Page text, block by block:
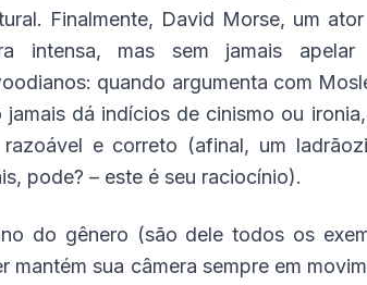
Finalmente, David Morse, um
intensa, mas sem jamais
quando argumenta com
jamais dá indícios de cinismo ou
e correto (afinal, um
pode? – este é seu raciocínio).
do gênero (são dele todos os
mantém sua câmera sempre em